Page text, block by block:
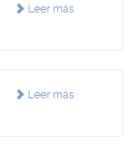
Leer más
Leer más